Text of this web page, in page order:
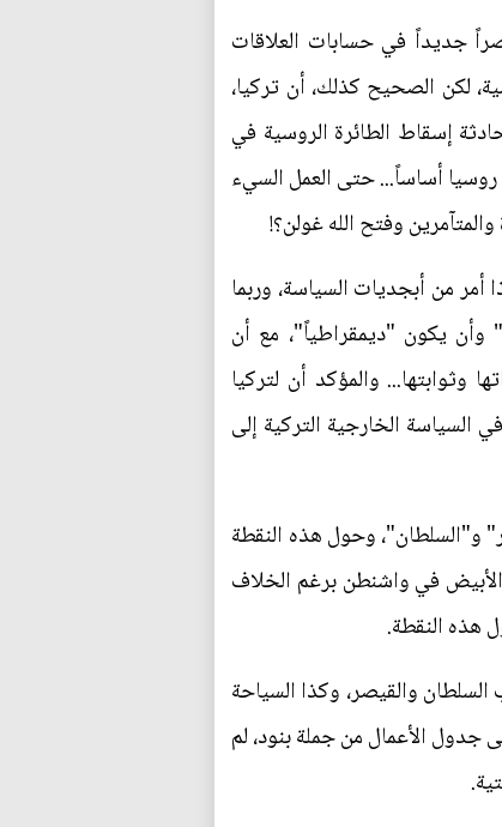
جديداً في حسابات العلاقات
لكن الصحيح كذلك، أن تركيا،
إسقاط الطائرة الروسية في
أساساً... حتى العمل السيء
وفتح الله غولن؟!
أمر من أبجديات السياسة، وربما
يكون "ديمقراطياً"، مع أن
وثوابتها... والمؤكد أن لتركيا
الخارجية التركية إلى
و"السلطان"، وحول هذه النقطة
الأبيض في واشنطن برغم الخلاف
هذه النقطة.
والقيصر، وكذا السياحة
جدول الأعمال من جملة بنود، لم